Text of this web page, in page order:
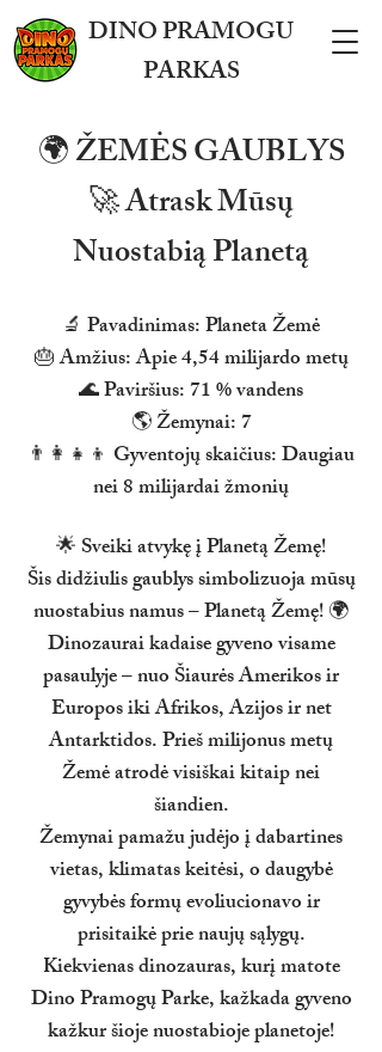
DINO PRAMOGU
PARKAS
🌍 ŽEMĖS GAUBLYS
🚀 Atrask Mūsų
Nuostabią Planetą
🔬 Pavadinimas: Planeta Žemė
🎂 Amžius: Apie 4,54 milijardo metų
🌊 Paviršius: 71 % vandens
🌎 Žemynai: 7
👨‍👩‍👧‍👦 Gyventojų skaičius: Daugiau
nei 8 milijardai žmonių
🌟 Sveiki atvykę į Planetą Žemę!
Šis didžiulis gaublys simbolizuoja mūsų
nuostabius namus – Planetą Žemę! 🌍
Dinozaurai kadaise gyveno visame
pasaulyje – nuo Šiaurės Amerikos ir
Europos iki Afrikos, Azijos ir net
Antarktidos. Prieš milijonus metų
Žemė atrodė visiškai kitaip nei
šiandien.
Žemynai pamažu judėjo į dabartines
vietas, klimatas keitėsi, o daugybė
gyvybės formų evoliucionavo ir
prisitaikė prie naujų sąlygų.
Kiekvienas dinozauras, kurį matote
Dino Pramogų Parke, kažkada gyveno
kažkur šioje nuostabioje planetoje!